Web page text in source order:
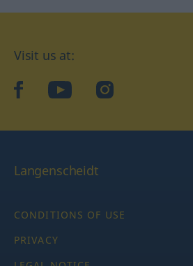
Visit us at:
facebookYouTubeInstagram
Langenscheidt
CONDITIONS OF USE
PRIVACY